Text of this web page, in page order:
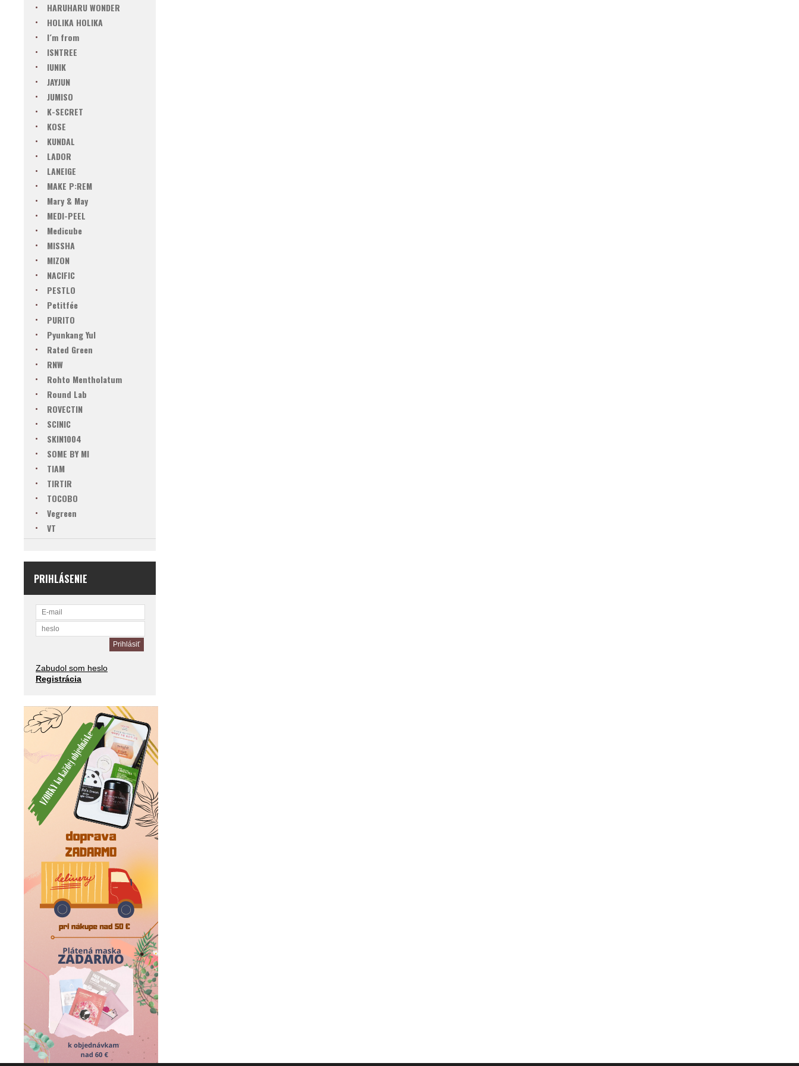
HARUHARU WONDER
HOLIKA HOLIKA
I´m from
ISNTREE
IUNIK
JAYJUN
JUMISO
K-SECRET
KOSE
KUNDAL
LADOR
LANEIGE
MAKE P:REM
Mary & May
MEDI-PEEL
Medicube
MISSHA
MIZON
NACIFIC
PESTLO
Petitfée
PURITO
Pyunkang Yul
Rated Green
RNW
Rohto Mentholatum
Round Lab
ROVECTIN
SCINIC
SKIN1004
SOME BY MI
TIAM
TIRTIR
TOCOBO
Vegreen
VT
PRIHLÁSENIE
Zabudol som heslo
Registrácia